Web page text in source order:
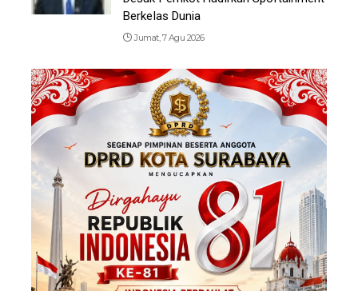
Berkelas Dunia
Jumat, 7 Agu 2026